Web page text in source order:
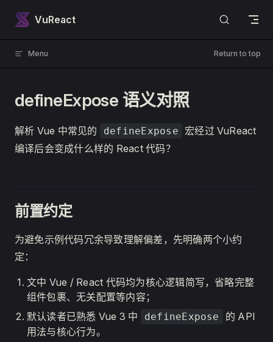
Skip to content
VuReact
Menu Return to top
defineExpose 语义对照
解析 Vue 中常见的 defineExpose
宏经过 VuReact
编译后会变成什么样的 React 代码？
前置约定
为避免示例代码冗余导致理解偏差，先明确两个小约
定：
文中 Vue / React 代码均为核心逻辑简写，省略完整
组件包裹、无关配置等内容；
默认读者已熟悉 Vue 3 中
defineExpose
的 API
用法与核心行为。